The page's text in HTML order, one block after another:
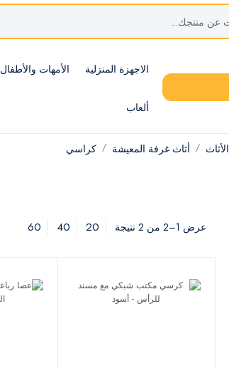
الاجهزة المنزلية الأمهات والأطفال
ألعاب
الأثاث أثاث غرفة المعيشة كراسي
عرض 1–2 من 2 نتيجة 20
40
60